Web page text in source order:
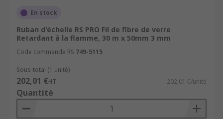
En stock
Ruban d'échelle RS PRO Fil de fibre de verre
Retardant à la flamme, 30 m x 50mm 3 mm
Code commande RS 749-5115
Sous-total (1 unité)
202,01 €HT 202,01 €/unité
Quantité